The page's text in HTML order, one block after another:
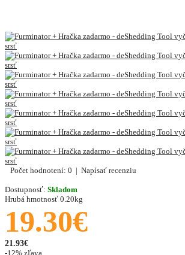
Počet hodnotení: 0 | Napísať recenziu
Dostupnosť: Skladom
Hrubá hmotnosť 0.20kg
19.30€
21.93€
-12% zľava